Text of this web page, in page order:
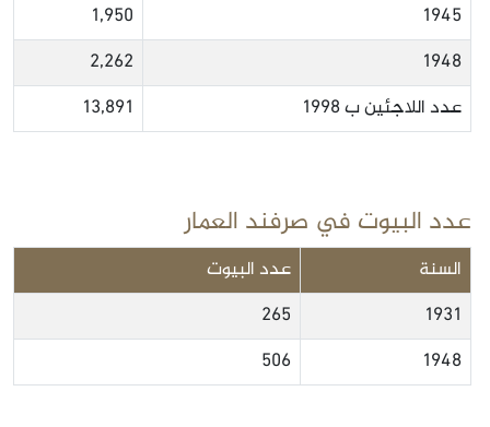
1945
1,950
1948
2,262
عدد اللاجئين ب 1998
13,891
عدد البيوت في صرفند العمار
السنة
عدد البيوت
1931
265
1948
506